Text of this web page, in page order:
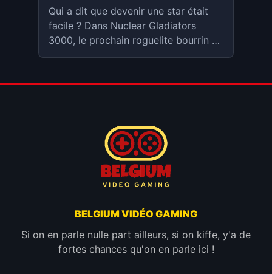
Qui a dit que devenir une star était
facile ? Dans Nuclear Gladiators
3000, le prochain roguelite bourrin de
RedDeer.Games,
BELGIUM VIDÉO GAMING
Si on en parle nulle part ailleurs, si on kiffe, y'a de
fortes chances qu'on en parle ici !